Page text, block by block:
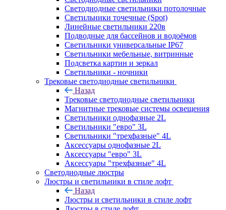
Светодиодные светильники потолочные
Светильники точечные (Spot)
Линейные светильники 220в
Подводные для бассейнов и водоёмов
Светильники универсальные IP67
Светильники мебельные, витринные
Подсветка картин и зеркал
Светильники - ночники
Трековые светодиодные светильники
Назад
Трековые светодиодные светильники
Магнитные трековые системы освещения
Светильники однофазные 2L
Светильники "евро" 3L
Светильники "трехфазные" 4L
Аксессуары однофазные 2L
Аксессуары "евро" 3L
Аксессуары "трехфазные" 4L
Светодиодные люстры
Люстры и светильники в стиле лофт
Назад
Люстры и светильники в стиле лофт